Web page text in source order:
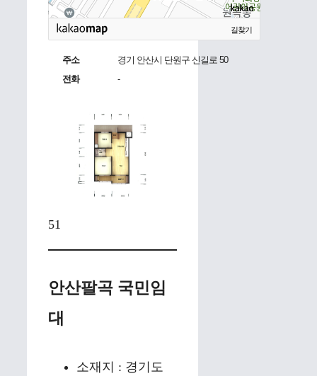
길찾기
주소
경기 안산시 단원구 신길로 50
전화
-
51
안산팔곡 국민임
대
소재지 : 경기도